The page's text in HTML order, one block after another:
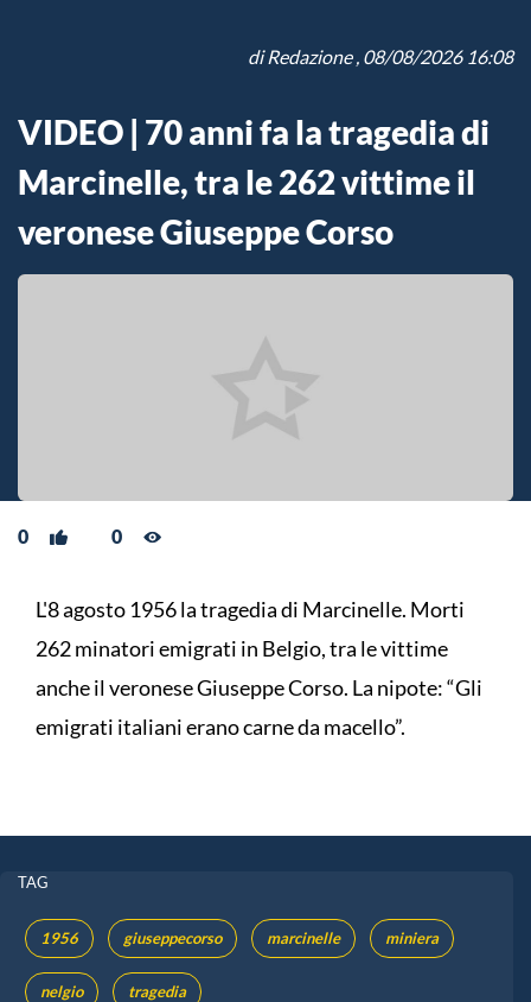
diRedazione, 08/08/2026 16:08
VIDEO | 70 anni fa la tragedia di
Marcinelle, tra le 262 vittime il
veronese Giuseppe Corso
0 0
L'8 agosto 1956 la tragedia di Marcinelle. Morti
262 minatori emigrati in Belgio, tra le vittime
anche il veronese Giuseppe Corso. La nipote: “Gli
emigrati italiani erano carne da macello”.
TAG
1956 giuseppecorso marcinelle miniera
nelgio tragedia